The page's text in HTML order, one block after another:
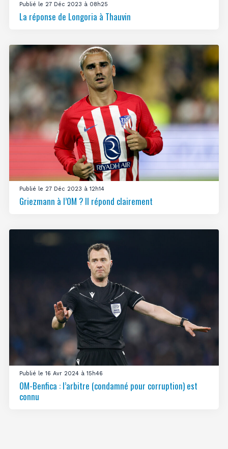
Publié le 27 Déc 2023 à 08h25
La réponse de Longoria à Thauvin
Publié le 27 Déc 2023 à 12h14
Griezmann à l’OM ? Il répond clairement
Publié le 16 Avr 2024 à 15h46
OM-Benfica : l’arbitre (condamné pour corruption) est
connu